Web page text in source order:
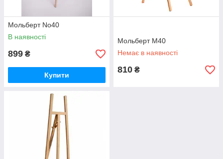
Мольберт No40
В наявності
899 ₴
Купити
Мольберт M40
Немає в наявності
810 ₴